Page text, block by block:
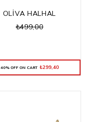
OLİVA HALHAL
₺499,00
40% OFF ON CART ₺299,40